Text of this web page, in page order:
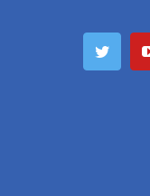
Twitter